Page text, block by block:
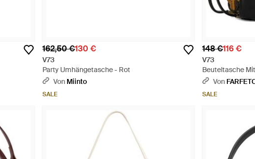
162,50 €130 €
V73
Party Umhängetasche - Rot
Von Miinto
SALE
148 €116 €
V73
Beuteltasche
Von
SALE